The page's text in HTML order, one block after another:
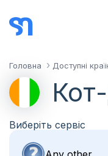
Головна Доступні
Виберіть сервіс